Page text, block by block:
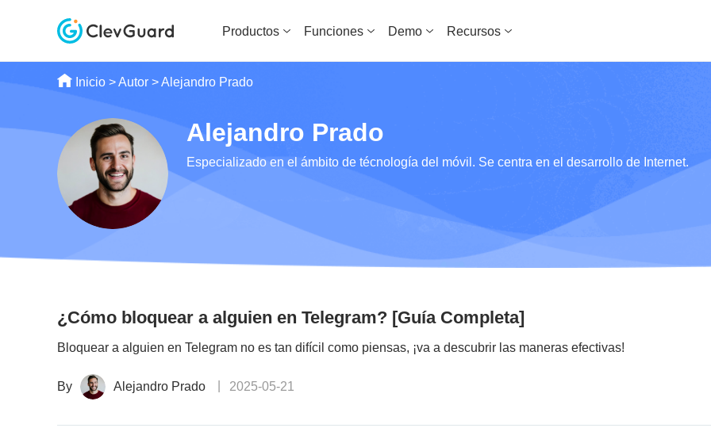
Productos Funciones Demo Recursos
Inicio >Autor >Alejandro Prado
Alejandro Prado
Especializado en el ámbito de técnología del móvil. Se centra en el desarrollo de Internet.
¿Cómo bloquear a alguien en Telegram? [Guía Completa]
Bloquear a alguien en Telegram no es tan difícil como piensas, ¡va a descubrir las maneras efectivas!
By Alejandro Prado 2025-05-21